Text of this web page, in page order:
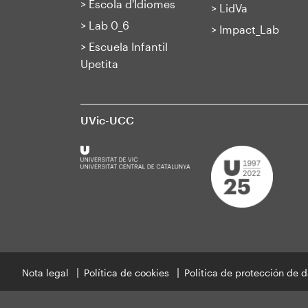
> Escola d'Idiomes
> Lab 0_6
> Escuela Infantil
Upetita
> LidVa
> Impact_Lab
UVic-UCC
Nota legal Política de cookies Política de protección de